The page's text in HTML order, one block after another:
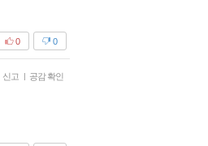
0
0
신고 | 공감 확인